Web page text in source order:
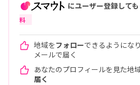
にユーザー登録して
料
地域をフォローできるようになり
メールで届く
あなたのプロフィールを見た地
届く